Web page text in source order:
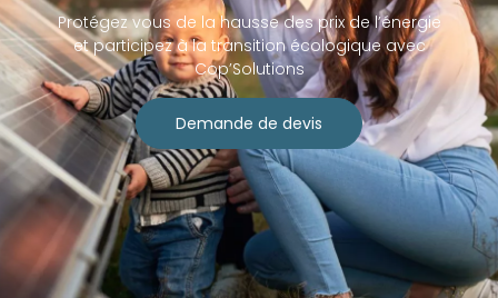
Protégez vous de la hausse des prix de l’énergie
et participez à la transition écologique avec
Cop’Solutions
Demande de devis